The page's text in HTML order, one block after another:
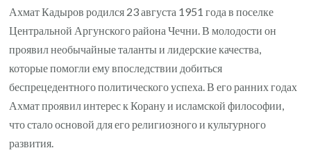
Ахмат Кадыров родился 23 августа 1951 года в поселке
Центральной Аргунского района Чечни. В молодости он
проявил необычайные таланты и лидерские качества,
которые помогли ему впоследствии добиться
беспрецедентного политического успеха. В его ранних годах
Ахмат проявил интерес к Корану и исламской философии,
что стало основой для его религиозного и культурного
развития.